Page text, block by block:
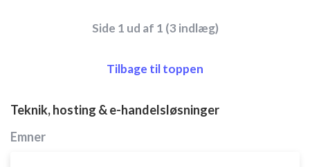
Side 1 ud af 1 (3 indlæg)
Tilbage til toppen
Teknik, hosting & e-handelsløsninger
Emner